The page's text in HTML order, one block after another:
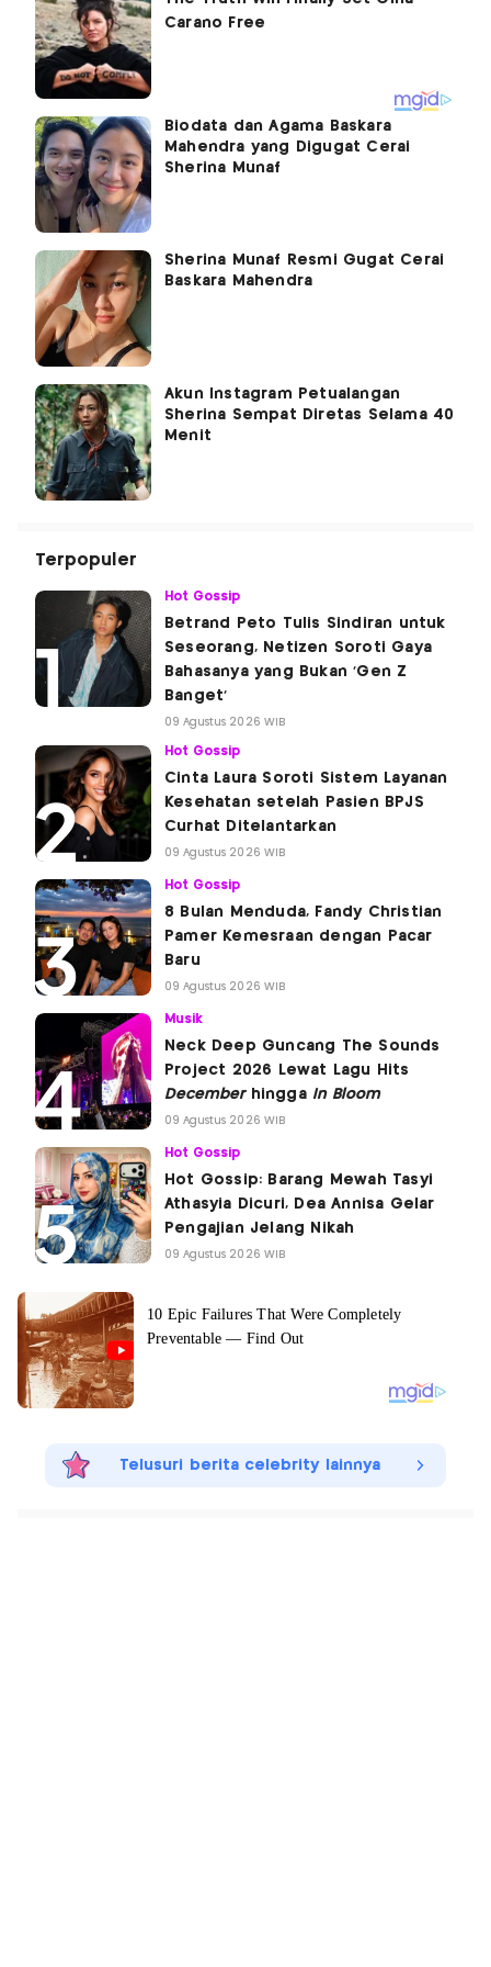
Biodata dan Agama Baskara
Mahendra yang Digugat Cerai
Sherina Munaf
Sherina Munaf Resmi Gugat Cerai
Baskara Mahendra
Akun Instagram Petualangan
Sherina Sempat Diretas Selama 40
Menit
Terpopuler
Hot Gossip
Betrand Peto Tulis Sindiran untuk
Seseorang, Netizen Soroti Gaya
Bahasanya yang Bukan 'Gen Z
Banget'
09 Agustus 2026 WIB
Hot Gossip
Cinta Laura Soroti Sistem Layanan
Kesehatan setelah Pasien BPJS
Curhat Ditelantarkan
09 Agustus 2026 WIB
Hot Gossip
8 Bulan Menduda, Fandy Christian
Pamer Kemesraan dengan Pacar
Baru
09 Agustus 2026 WIB
Musik
Neck Deep Guncang The Sounds
Project 2026 Lewat Lagu Hits
Decemberhingga In Bloom
09 Agustus 2026 WIB
Hot Gossip
Hot Gossip: Barang Mewah Tasyi
Athasyia Dicuri, Dea Annisa Gelar
Pengajian Jelang Nikah
09 Agustus 2026 WIB
Telusuri berita celebrity lainnya